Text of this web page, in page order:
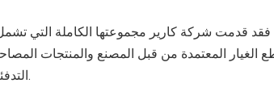
فقد قدمت شركة كارير مجموعتها الكاملة التي
الغيار المعتمدة من قبل المصنع والمنتجات
التدفئة والتهوية وتكييف الهواء وطول عمرها.